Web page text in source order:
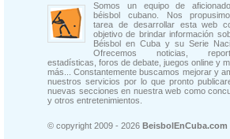
Somos un equipo de
béisbol cubano. Nos
tarea de desarrollar esta web
objetivo de brindar información
Béisbol en Cuba y su Serie
Ofrecemos noticias,
estadísticas, foros de debate, juegos online y
más... Constantemente buscamos mejorar y
nuestros servicios por lo que pronto
nuevas secciones en nuestra web como
y otros entretenimientos.
© copyright 2009 - 2026 BeisbolEnCuba.com